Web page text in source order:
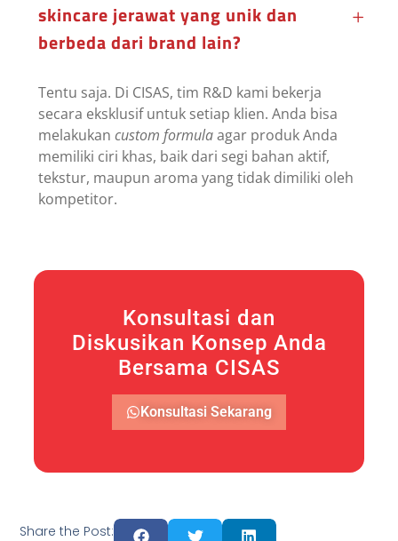
skincare jerawat yang unik dan
berbeda dari brand lain?
Tentu saja. Di CISAS, tim R&D kami bekerja
secara eksklusif untuk setiap klien. Anda bisa
melakukancustom formulaagar produk Anda
memiliki ciri khas, baik dari segi bahan aktif,
tekstur, maupun aroma yang tidak dimiliki oleh
kompetitor.
Konsultasi dan
Diskusikan Konsep Anda
Bersama CISAS
Konsultasi Sekarang
Share the Post: